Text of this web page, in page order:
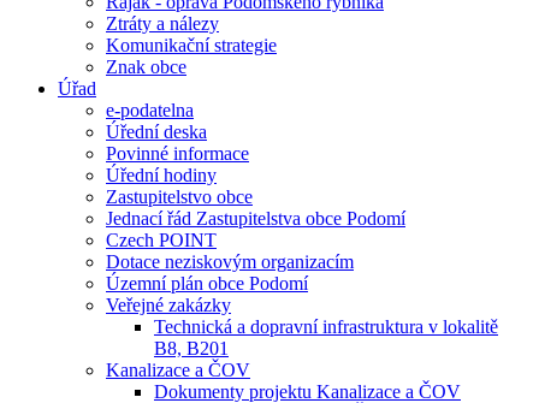
Ztráty a nálezy
Komunikační strategie
Znak obce
Úřad
e-podatelna
Úřední deska
Povinné informace
Úřední hodiny
Zastupitelstvo obce
Jednací řád Zastupitelstva obce Podomí
Czech POINT
Dotace neziskovým organizacím
Územní plán obce Podomí
Veřejné zakázky
Technická a dopravní infrastruktura v lokalitě
B8, B201
Kanalizace a ČOV
Dokumenty projektu Kanalizace a ČOV